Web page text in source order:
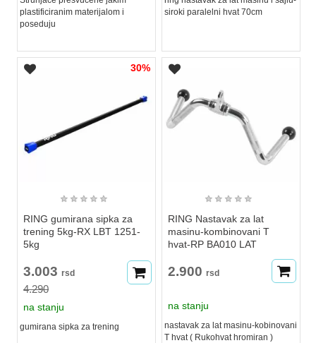
plastificiranim materijalom i
poseduju
siroki paralelni hvat 70cm
30%
★ ★ ★ ★ ★
RING gumirana sipka za
trening 5kg-RX LBT 1251-
5kg
3.003 rsd
4.290
na stanju
gumirana sipka za trening
★ ★ ★ ★ ★
RING Nastavak za lat
masinu-kombinovani T
hvat-RP BA010 LAT
2.900 rsd
na stanju
nastavak za lat masinu-kobinovani
T hvat ( Rukohvat hromiran )